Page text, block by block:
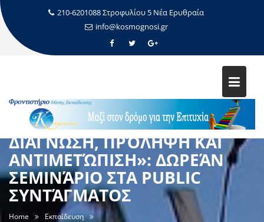
210-6201088 Στροφυλίου 5 Νέα Ερυθραία
info@kosmognosi.gr
«BULLYING ΣΤΟ ΣΧΟΛΕΊΟ:
ΔΙΆΓΝΩΣΗ, ΠΡΌΛΗΨΗ ΚΑΙ
ΑΝΤΙΜΕΤΏΠΙΣΗ»: ΔΩΡΕΆΝ
ΣΕΜΙΝΆΡΙΟ ΣΤΑ PUBLIC
ΣΥΝΤΆΓΜΑΤΟΣ
Home
Εκπαίδευση